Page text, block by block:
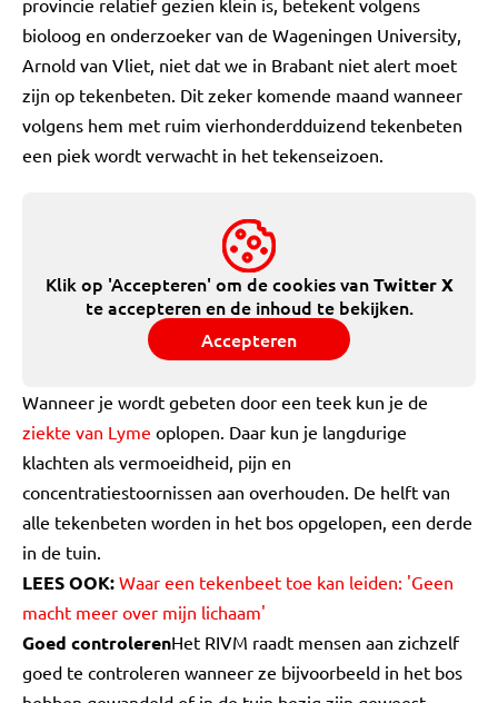
provincie relatief gezien klein is, betekent volgens
bioloog en onderzoeker van de Wageningen University,
Arnold van Vliet, niet dat we in Brabant niet alert moet
zijn op tekenbeten. Dit zeker komende maand wanneer
volgens hem met ruim vierhonderdduizend tekenbeten
een piek wordt verwacht in het tekenseizoen.
Klik op 'Accepteren' om de cookies vanTwitter X
te accepteren en de inhoud te bekijken.
Accepteren
Wanneer je wordt gebeten door een teek kun je de
ziekte van Lyme oplopen. Daar kun je langdurige
klachten als vermoeidheid, pijn en
concentratiestoornissen aan overhouden. De helft van
alle tekenbeten worden in het bos opgelopen, een derde
in de tuin.
LEES OOK: Waar een tekenbeet toe kan leiden: 'Geen
macht meer over mijn lichaam'
Goed controlerenHet RIVM raadt mensen aan zichzelf
goed te controleren wanneer ze bijvoorbeeld in het bos